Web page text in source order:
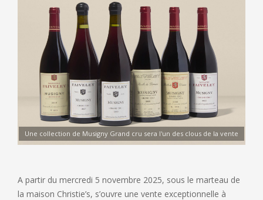
Une collection de Musigny Grand cru sera l'un des clous de la vente
A partir du mercredi 5 novembre 2025, sous le marteau de
la maison Christie’s, s’ouvre une vente exceptionnelle à